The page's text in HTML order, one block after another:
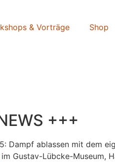
& Vorträge Shop
+++
Dampf ablassen mit dem
im Gustav-Lübcke-Museum,